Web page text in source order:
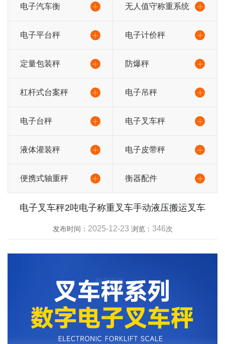
电子汽车衡 无人值守称重系统
电子平台秤 电子计价秤
定量包装秤 防爆秤
杠杆式台案秤 电子吊秤
电子台秤 电子叉车秤
液体灌装秤 电子皮带秤
便携式轴重秤 衡器配件
电子叉车秤2吨电子称重叉车手动液压搬运叉车
发布时间： 2025-12-23 浏览： 346次